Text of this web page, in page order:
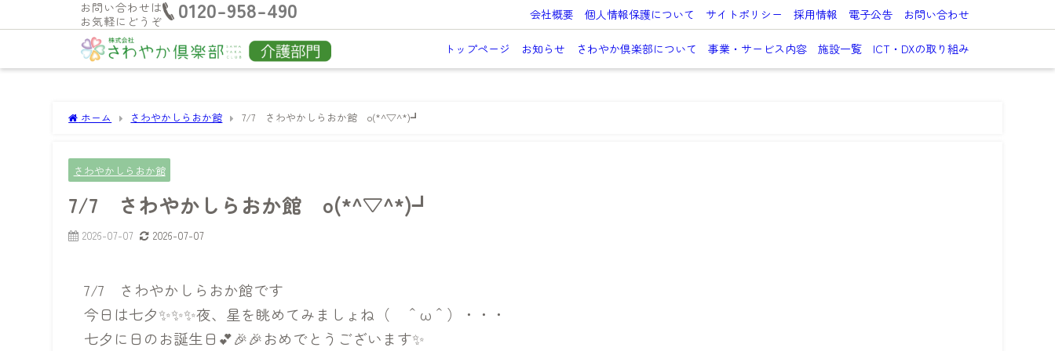
お問い合わせは
お気軽にどうぞ
0120-958-490 会社概要 個人情報保護について サイトポリシー 採用情報 電子公告 お問い合わせ
トップページ お知らせ さわやか倶楽部について 事業・サービス内容 施設一覧 ICT・DXの取り組み
ホーム さわやかしらおか館 7/7 さわやかしらおか館 o(*^▽^*)┛
さわやかしらおか館
7/7 さわやかしらおか館 o(*^▽^*)┛
2026-07-07 2026-07-07
7/7 さわやかしらおか館です
今日は七夕✨✨✨夜、星を眺めてみましょね（ ＾ω＾）・・・
七夕に日のお誕生日💕🎉🎉おめでとうございます✨